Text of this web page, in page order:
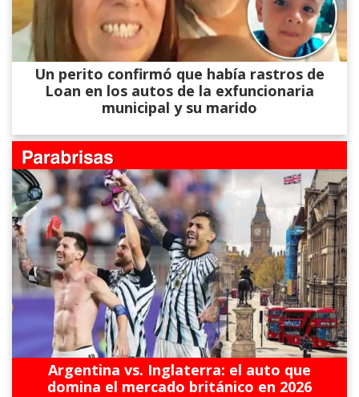
Un perito confirmó que había rastros de
Loan en los autos de la exfuncionaria
municipal y su marido
Argentina vs. Inglaterra: el auto que
domina el mercado británico en 2026